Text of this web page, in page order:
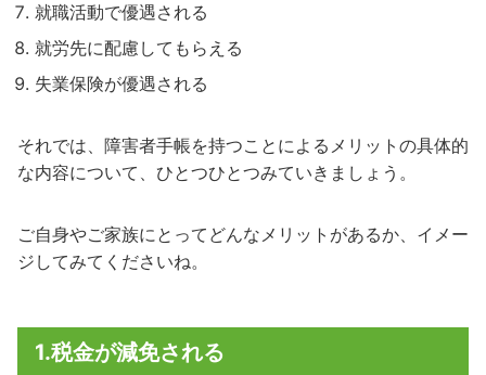
就職活動で優遇される
就労先に配慮してもらえる
失業保険が優遇される
それでは、障害者手帳を持つことによるメリットの具体的
な内容について、ひとつひとつみていきましょう。
ご自身やご家族にとってどんなメリットがあるか、イメー
ジしてみてくださいね。
1.税金が減免される